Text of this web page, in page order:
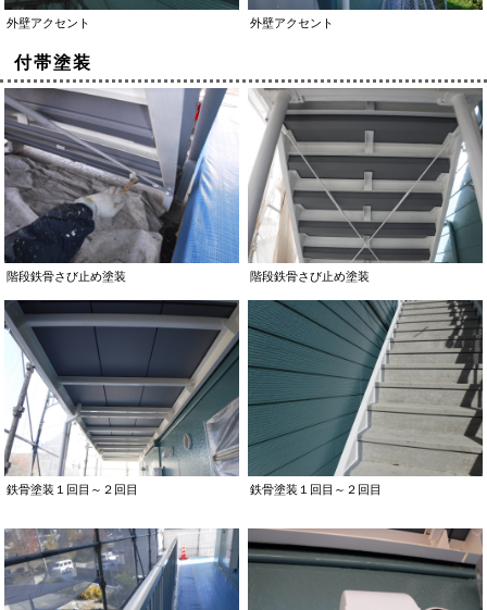
外壁アクセント 外壁アクセント
付帯塗装
階段鉄骨さび止め塗装 階段鉄骨さび止め塗装
鉄骨塗装１回目～２回目 鉄骨塗装１回目～２回目